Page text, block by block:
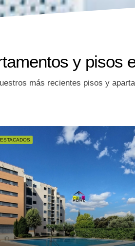
y pisos
más recientes pisos y